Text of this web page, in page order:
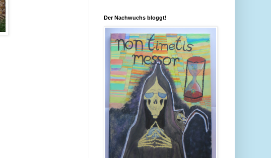
Der Nachwuchs bloggt!